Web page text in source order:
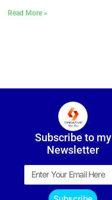
Read More »
Subscribe to my
Newsletter
Email